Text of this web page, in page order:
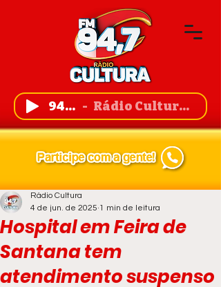
94,7 FM Rádio Cultura de Guanambi
Hospital em Feira de
Santana tem
atendimento suspenso
Rádio Cultura
4 de jun. de 2025 1 min de leitura